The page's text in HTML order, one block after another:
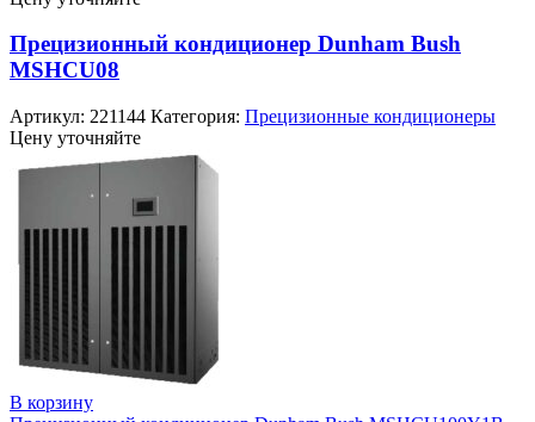
Прецизионный кондиционер Dunham Bush
MSHCU08
Артикул: 221144 Категория: Прецизионные кондиционеры
Цену уточняйте
В корзину